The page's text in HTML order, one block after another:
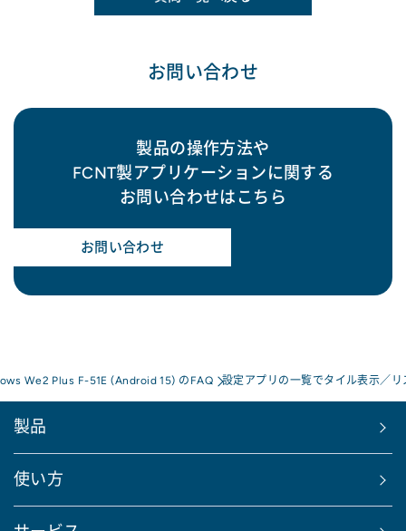
お問い合わせ
製品の操作方法や
FCNT製アプリケーションに関する
お問い合わせはこちら
お問い合わせ
We2 Plus F-51E (Android 15) のFAQ 設定アプリの一覧でタイル表示／
製品
使い方